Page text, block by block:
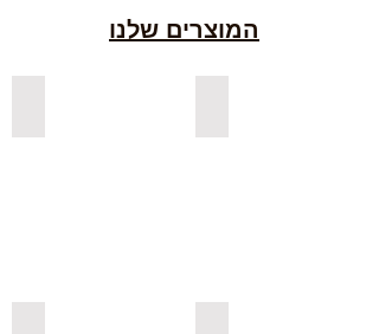
המוצרים שלנו